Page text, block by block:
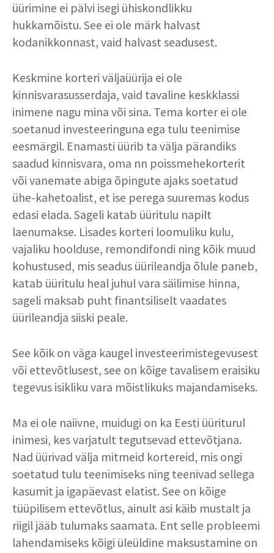
üürimine ei pälvi isegi ühiskondlikku
hukkamõistu. See ei ole märk halvast
kodanikkonnast, vaid halvast seadusest.
Keskmine korteri väljaüürija ei ole
kinnisvarasusserdaja, vaid tavaline keskklassi
inimene nagu mina või sina. Tema korter ei ole
soetanud investeeringuna ega tulu teenimise
eesmärgil. Enamasti üürib ta välja pärandiks
saadud kinnisvara, oma nn poissmehekorterit
või vanemate abiga õpingute ajaks soetatud
ühe-kahetoalist, et ise perega suuremas kodus
edasi elada. Sageli katab üüritulu napilt
laenumakse. Lisades korteri loomuliku kulu,
vajaliku hoolduse, remondifondi ning kõik muud
kohustused, mis seadus üürileandja õlule paneb,
katab üüritulu heal juhul vara säilimise hinna,
sageli maksab puht finantsiliselt vaadates
üürileandja siiski peale.
See kõik on väga kaugel investeerimistegevusest
või ettevõtlusest, see on kõige tavalisem eraisiku
tegevus isikliku vara mõistlikuks majandamiseks.
Ma ei ole naiivne, muidugi on ka Eesti üüriturul
inimesi, kes varjatult tegutsevad ettevõtjana.
Nad üürivad välja mitmeid kortereid, mis ongi
soetatud tulu teenimiseks ning teenivad sellega
kasumit ja igapäevast elatist. See on kõige
tüüpilisem ettevõtlus, ainult asi käib mustalt ja
riigil jääb tulumaks saamata. Ent selle probleemi
lahendamiseks kõigi üleüldine maksustamine on